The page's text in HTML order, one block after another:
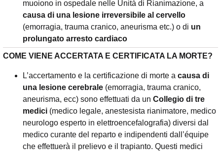
muoiono in ospedale nelle Unità di Rianimazione, a
causa di una lesione irreversibile al cervello
(emorragia, trauma cranico, aneurisma etc.) o di un
prolungato arresto cardiaco
COME VIENE ACCERTATA E CERTIFICATA LA MORTE?
L’accertamento e la certificazione di morte a causa di
una lesione cerebrale (emorragia, trauma cranico,
aneurisma, ecc) sono effettuati da un Collegio di tre
medici (medico legale, anestesista rianimatore, medico
neurologo esperto in elettroencefalografia) diversi dal
medico curante del reparto e indipendenti dall’équipe
che effettuerà il prelievo e il trapianto. Questi medici